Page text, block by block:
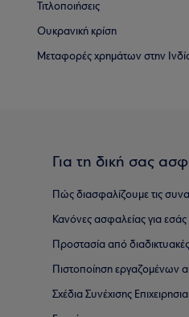
Τιτλοποιήσεις
Ουκρανική κρίση
Μεταφορές χρημάτων στην
Για τη δική σας
Πώς διασφαλίζουμε τις
Κανόνες ασφαλείας για εσάς
Προστασία από
Πιστοποίηση εργαζομένων
Σχέδια Συνέχισης